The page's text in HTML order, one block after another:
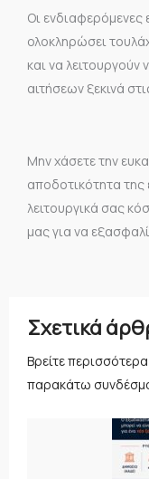
Οι ενδιαφερόμενες
ολοκληρώσει
και να
αιτήσεων ξεκινά
Μην χάσετε την
αποδοτικότητα της
λειτουργικά σας
μας για να
Σχετικά
Βρείτε
παρακάτω